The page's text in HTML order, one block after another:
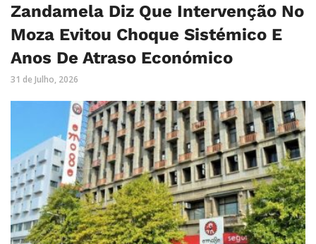
Zandamela Diz Que Intervenção No
Moza Evitou Choque Sistémico E
Anos De Atraso Económico
31 de Julho, 2026